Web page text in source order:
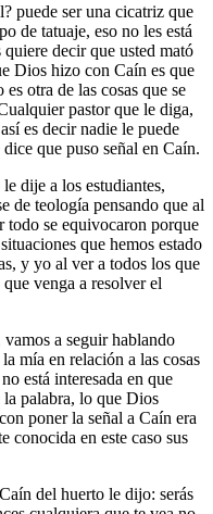
puede ser una cicatriz que
de tatuaje, eso no les está
decir que usted mató
Dios hizo con Caín es que
otra de las cosas que se
pastor que le diga,
es decir nadie le puede
que puso señal en Caín.
dije a los estudiantes,
de teología pensando que al
todo se equivocaron porque
que hemos estado
y yo al ver a todos los que
venga a resolver el
a seguir hablando
mía en relación a las cosas
está interesada en que
la palabra, lo que Dios
poner la señal a Caín era
conocida en este caso sus
del huerto le dijo: serás